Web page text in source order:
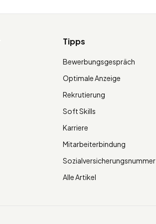
Tipps
Bewerbungsgespräch
Optimale Anzeige
Rekrutierung
Soft Skills
Karriere
Mitarbeiterbindung
Sozialversicherungsnummer
Alle Artikel